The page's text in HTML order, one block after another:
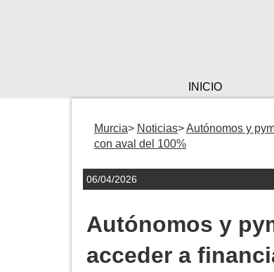
INICIO
Murcia Noticias
Autónomos y
con aval del 100%
06/04/2026
Autónomos y
acceder a